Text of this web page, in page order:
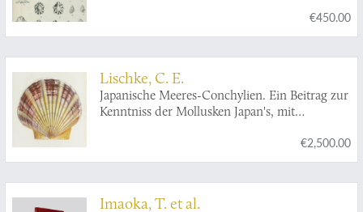
€450.00
Lischke, C. E.
Japanische Meeres-Conchylien. Ein Beitrag zur
Kenntniss der Mollusken Japan's, mit
Verbreitung derselben. I - III. [Complete].€2,500.00
Imaoka, T. et al.